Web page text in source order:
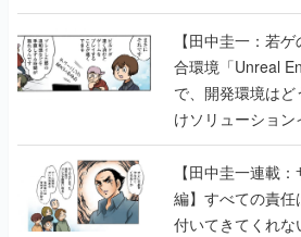
のいたり】
【田中圭一：若
合環境「Unreal
で、開発環境は
けソリューショ
に行って、より
【田中圭一連載
編】すべての責任
付いてきてくれ